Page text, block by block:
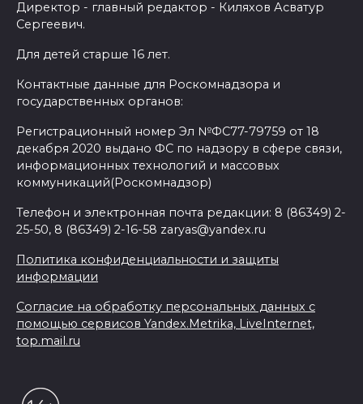
Директор - главный редактор - Киляхов Асватур
Сергеевич.
Для детей старше 16 лет.
Контактные данные для Роскомнадзора и
государственных органов:
Регистрационный номер Эл №ФС77-79759 от 18
декабря 2020 выдано ФС по надзору в сфере связи,
информационных технологий и массовых
коммуникаций(Роскомнадзор)
Телефон и электронная почта редакции: 8 (86349) 2-
25-50, 8 (86349) 2-16-58 zaryas@yandex.ru
Политика конфиденциальности и защиты
информации
Согласие на обработку персональных данных с
помощью сервисов Yandex.Metrika, LiveInternet,
top.mail.ru